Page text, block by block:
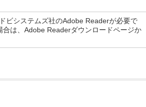
ビシステムズ社のAdobe Readerが必要で
は、Adobe Readerダウンロードページか